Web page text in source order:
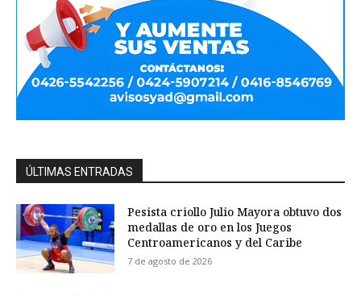
ÚLTIMAS ENTRADAS
Pesista criollo Julio Mayora obtuvo dos
medallas de oro en los Juegos
Centroamericanos y del Caribe
7 de agosto de 2026